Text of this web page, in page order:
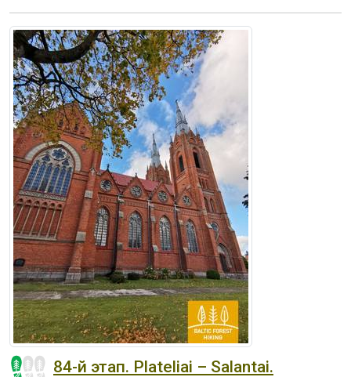
84-й этап. Plateliai – Salantai.